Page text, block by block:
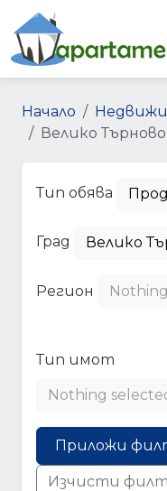
Начало
Велико Търново
Тип обява
Град Велико
Регион
Тип имот
Nothing
Приложи
Изчисти